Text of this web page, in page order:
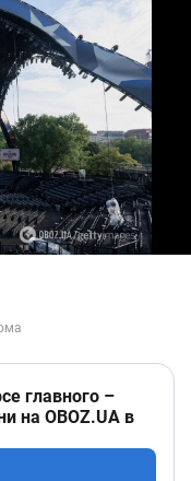
главного –
на OBOZ.UA в